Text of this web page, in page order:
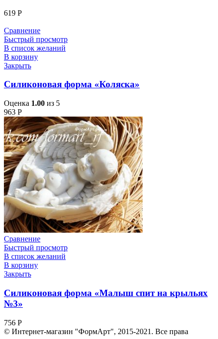
619 Р
Сравнение
Быстрый просмотр
В список желаний
В корзину
Закрыть
Силиконовая форма «Коляска»
Оценка 1.00 из 5
963 Р
Сравнение
Быстрый просмотр
В список желаний
В корзину
Закрыть
Силиконовая форма «Малыш спит на крыльях
№3»
756 Р
© Интернет-магазин "ФормАрт", 2015-2021. Все права